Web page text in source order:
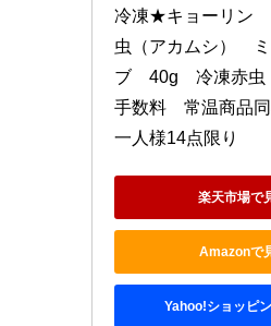
冷凍★キョーリン
虫（アカムシ）　
ブ　40g　冷凍赤
手数料　常温商品
一人様14点限り
楽天市場で
Amazonで
Yahoo!ショッピ